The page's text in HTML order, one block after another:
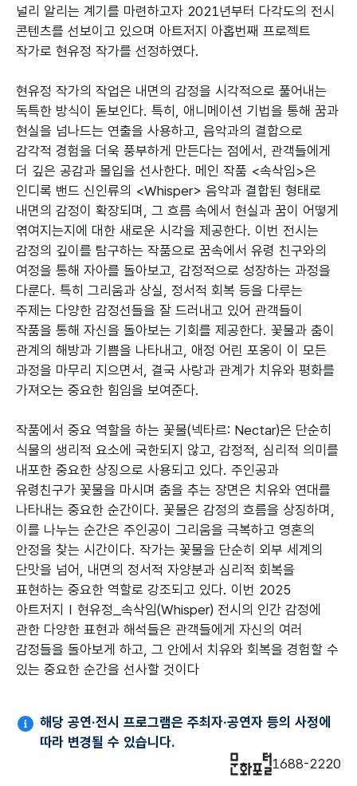
널리 알리는 계기를 마련하고자 2021년부터 다각도의 전시
콘텐츠를 선보이고 있으며 아트저지 아홉번째 프로젝트
작가로 현유정 작가를 선정하였다.
현유정 작가의 작업은 내면의 감정을 시각적으로 풀어내는
독특한 방식이 돋보인다. 특히, 애니메이션 기법을 통해 꿈과
현실을 넘나드는 연출을 사용하고, 음악과의 결합으로
감각적 경험을 더욱 풍부하게 만든다는 점에서, 관객들에게
더 깊은 공감과 몰입을 선사한다. 메인 작품 <속삭임>은
인디록 밴드 신인류의 <Whisper> 음악과 결합된 형태로
내면의 감정이 확장되며, 그 흐름 속에서 현실과 꿈이 어떻게
엮여지는지에 대한 새로운 시각을 제공한다. 이번 전시는
감정의 깊이를 탐구하는 작품으로 꿈속에서 유령 친구와의
여정을 통해 자아를 돌아보고, 감정적으로 성장하는 과정을
다룬다. 특히 그리움과 상실, 정서적 회복 등을 다루는
주제는 다양한 감정선들을 잘 드러내고 있어 관객들이
작품을 통해 자신을 돌아보는 기회를 제공한다. 꽃물과 춤이
관계의 해방과 기쁨을 나타내고, 애정 어린 포옹이 이 모든
과정을 마무리 지으면서, 결국 사랑과 관계가 치유와 평화를
가져오는 중요한 힘임을 보여준다.
작품에서 중요 역할을 하는 꽃물(넥타르: Nectar)은 단순히
식물의 생리적 요소에 국한되지 않고, 감정적, 심리적 의미를
내포한 중요한 상징으로 사용되고 있다. 주인공과
유령친구가 꽃물을 마시며 춤을 추는 장면은 치유와 연대를
나타내는 중요한 순간이다. 꽃물은 감정의 흐름을 상징하며,
이를 나누는 순간은 주인공이 그리움을 극복하고 영혼의
안정을 찾는 시간이다. 작가는 꽃물을 단순히 외부 세계의
단맛을 넘어, 내면의 정서적 자양분과 심리적 회복을
표현하는 중요한 역할로 강조되고 있다. 이번 2025
아트저지Ⅰ현유정_속삭임(Whisper) 전시의 인간 감정에
관한 다양한 표현과 해석들은 관객들에게 자신의 여러
감정들을 돌아보게 하고, 그 안에서 치유와 회복을 경험할 수
있는 중요한 순간을 선사할 것이다
해당 공연·전시 프로그램은 주최자·공연자 등의 사정에
따라 변경될 수 있습니다.
1688-2220